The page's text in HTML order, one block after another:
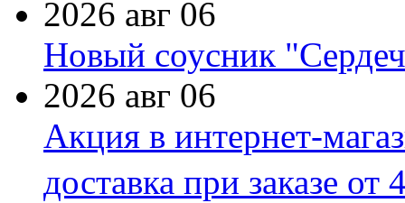
2026 авг 06
Новый соусник
2026 авг 06
Акция в интернет-
доставка при заказе от